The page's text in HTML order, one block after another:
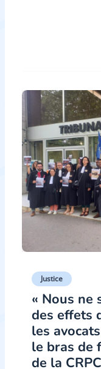
Justice
« Nous ne
des effets
les
le bras de
de la CRPC